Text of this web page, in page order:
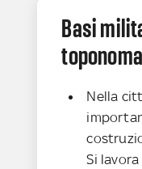
Basi
Nella
Si